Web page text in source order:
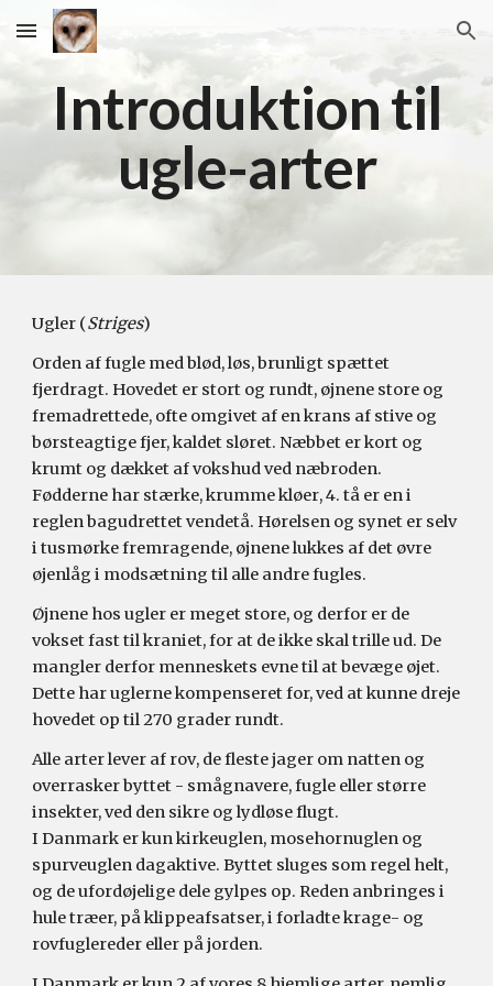
Skip to main content Skip to navigation
Introduktion til
ugle-arter
Ugler (Striges)
Orden af fugle med blød, løs, brunligt spættet
fjerdragt. Hovedet er stort og rundt, øjnene store og
fremadrettede, ofte omgivet af en krans af stive og
børsteagtige fjer, kaldet sløret. Næbbet er kort og
krumt og dækket af vokshud ved næbroden.
Fødderne har stærke, krumme kløer,4. tå er en i
reglen bagudrettet vendetå. Hørelsen og synet er selv
i tusmørke fremragende, øjnene lukkes af det øvre
øjenlåg i modsætning til alle andre fugles.
Øjnene hos ugler er meget store, og derfor er de
vokset fast til kraniet, for at de ikke skal trille ud. De
mangler derfor menneskets evne til at bevæge øjet.
Dette har uglerne kompenseret for, ved at kunne dreje
hovedet op til 270 grader rundt.
Alle arter lever af rov, de fleste jager om natten og
overrasker byttet - smågnavere, fugle eller større
insekter, ved den sikre og lydløse flugt.
I Danmark er kun kirkeuglen, mosehornuglen og
spurveuglen dagaktive. Byttet sluges som regel helt,
og de ufordøjelige dele gylpes op. Reden anbringes i
hule træer, på klippeafsatser, i forladte krage- og
rovfuglereder eller på jorden.